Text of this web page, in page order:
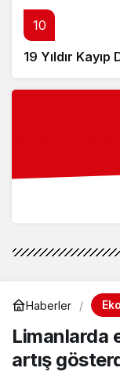
10
19 Yıldır
Haberler
Limanlarda
artış